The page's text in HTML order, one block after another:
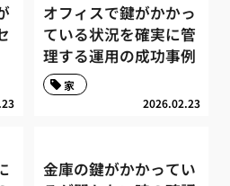
オフィスで鍵がかかっ
ている状況を確実に管
理する運用の成功事例
2026.02.23
家
金庫の鍵がかかってい